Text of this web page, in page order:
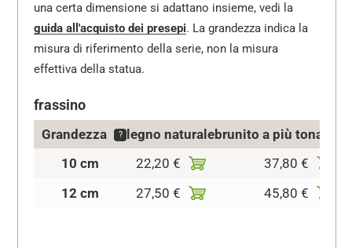
una certa dimensione si adattano insieme, vedi la
guida all'acquisto dei presepi. La grandezza indica la
misura di riferimento della serie, non la misura
effettiva della statua.
frassino
Grandezza ? legno naturalebrunito a più tonalità
10 cm
22,20 € 37,80 €
12 cm
27,50 € 45,80 €